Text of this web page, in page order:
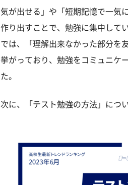
気が出せる」や「短期記憶で一気
作り出すことで、勉強に集中して
では、「理解出来なかった部分を
挙がっており、勉強をコミュニケ
た。
次に、「テスト勉強の方法」につ